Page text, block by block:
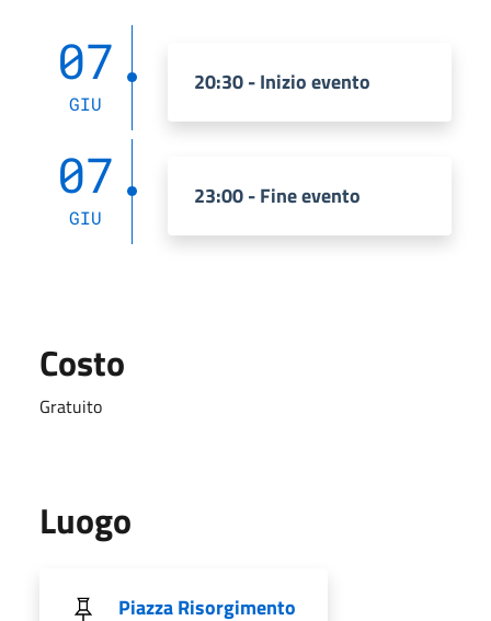
07
GIU
20:30 - Inizio evento
07
GIU
23:00 - Fine evento
Costo
Gratuito
Luogo
Piazza Risorgimento